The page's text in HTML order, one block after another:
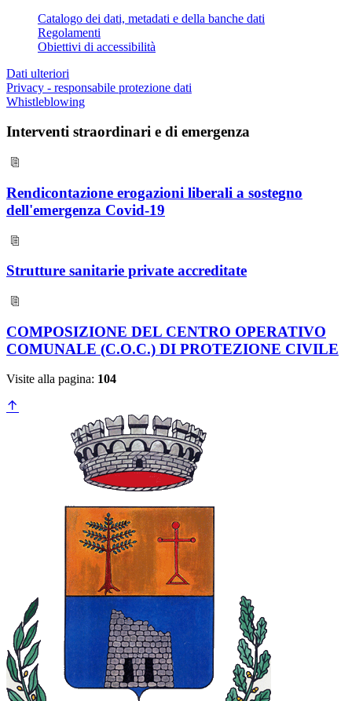
Catalogo dei dati, metadati e della banche dati
Regolamenti
Obiettivi di accessibilità
Dati ulteriori
Privacy - responsabile protezione dati
Whistleblowing
Interventi straordinari e di emergenza
Rendicontazione erogazioni liberali a sostegno
dell'emergenza Covid-19
Strutture sanitarie private accreditate
COMPOSIZIONE DEL CENTRO OPERATIVO
COMUNALE (C.O.C.) DI PROTEZIONE CIVILE
Visite alla pagina: 104